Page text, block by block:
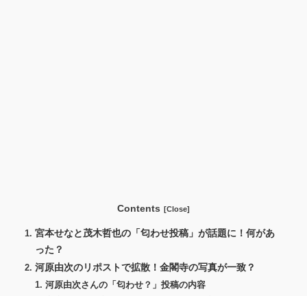
Contents
宮本せなと茂木哲也の「匂わせ投稿」が話題に！何があ
った？
河原由次のリポストで拡散！金閣寺の写真が一致？
河原由次さんの「匂わせ？」投稿の内容